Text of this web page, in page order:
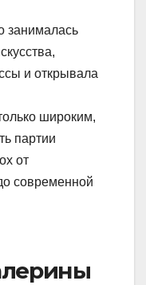
занималась
и открывала
широким,
партии
от
современной